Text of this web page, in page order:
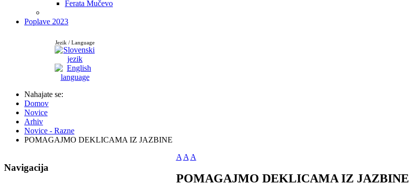
Ferata Mučevo
Poplave 2023
Jezik / Language
Nahajate se:
Domov
Novice
Arhiv
Novice - Razne
POMAGAJMO DEKLICAMA IZ JAZBINE
A A A
POMAGAJMO DEKLICAMA IZ JAZBINE
Navigacija